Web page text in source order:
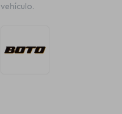
vehículo.